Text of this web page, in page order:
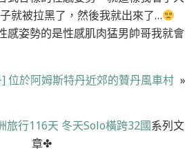
就被拉黑了，然後我就出來了…
感姿勢的是性感肌肉猛男帥哥我就會
位於阿姆斯特丹近郊的贊丹風車村 »
旅行116天 冬天Solo橫跨32國系列文
章✤